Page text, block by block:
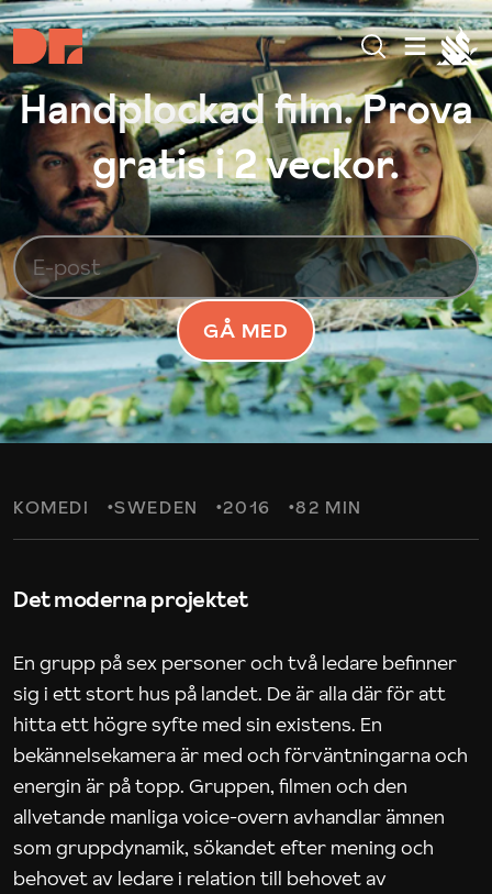
Handplockad film. Prova
gratis i 2 veckor.
GÅ MED
KOMEDI SWEDEN 2016 82 MIN
Det moderna projektet
En grupp på sex personer och två ledare befinner
sig i ett stort hus på landet. De är alla där för att
hitta ett högre syfte med sin existens. En
bekännelsekamera är med och förväntningarna och
energin är på topp. Gruppen, filmen och den
allvetande manliga voice-overn avhandlar ämnen
som gruppdynamik, sökandet efter mening och
behovet av ledare i relation till behovet av